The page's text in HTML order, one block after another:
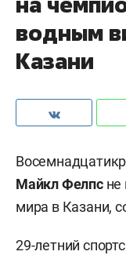
водным
Казани
Майкл Фелпсне
мира в Казани,
29-летний